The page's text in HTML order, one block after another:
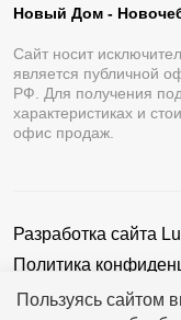
Пользуясь сайтом
Новый Дом -
Сайт носит
является публичной
РФ. Для получения
характеристиках и
офис продаж.
Разработка сайта
Политика
Пользовательское